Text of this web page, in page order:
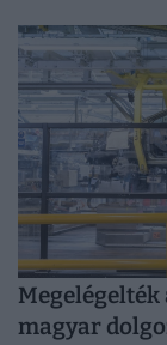
Megelégelték
magyar